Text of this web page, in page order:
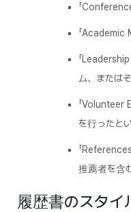
「
「Academic
「
ム、または
「Volunteer
を行ったと
「
推薦者を含
履歴書のスタイ